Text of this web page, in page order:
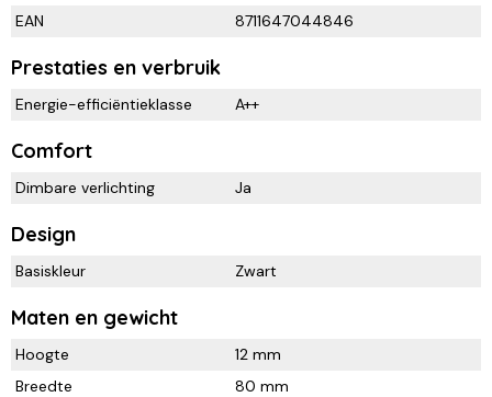
EAN 8711647044846
Prestaties en verbruik
Energie-efficiëntieklasse A++
Comfort
Dimbare verlichting Ja
Design
Basiskleur Zwart
Maten en gewicht
Hoogte
12 mm
Breedte
80 mm